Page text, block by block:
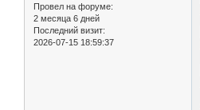
Провел на форуме:
2 месяца 6 дней
Последний визит:
2026-07-15 18:59:37